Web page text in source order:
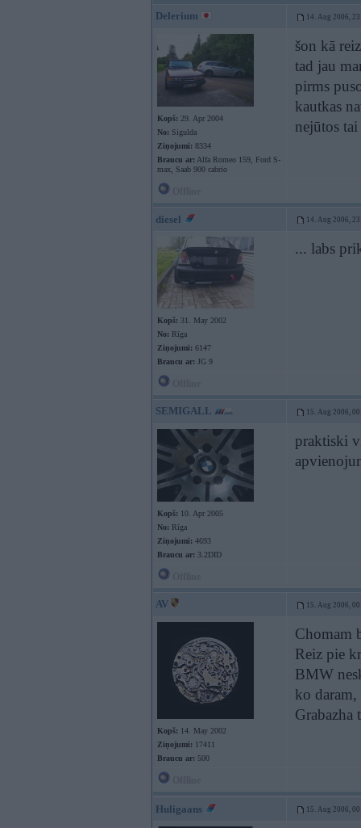
Delerium 14. Aug 2006,
Kopš: 29. Apr 2004
No: Sigulda
Ziņojumi: 8334
Braucu ar: Alfa Romeo 159, Ford S-
max, Saab 900 cabrio
šon kā
tad jau
pirms
kautkas
nejūtos
diesel 14. Aug 2006,
Kopš: 31. May 2002
No: Rīga
Ziņojumi: 6147
Braucu ar: JG 9
... labs
SEMIGALL 15. Aug 2006,
Kopš: 10. Apr 2005
No: Rīga
Ziņojumi: 4693
Braucu ar: 3.2DID
praktiski
AV 15. Aug 2006,
Kopš: 14. May 2002
Ziņojumi: 17411
Braucu ar: 500
Chomam
Reiz pie
BMW
ko
Grabazha
Huligaans 15. Aug 2006,